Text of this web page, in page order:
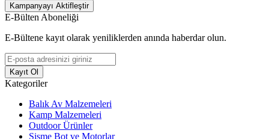
Kampanyayı Aktifleştir
E-Bülten Aboneliği
E-Bültene kayıt olarak yeniliklerden anında haberdar olun.
Kayıt Ol
Kategoriler
Balık Av Malzemeleri
Kamp Malzemeleri
Outdoor Ürünler
Şişme Bot ve Motorlar